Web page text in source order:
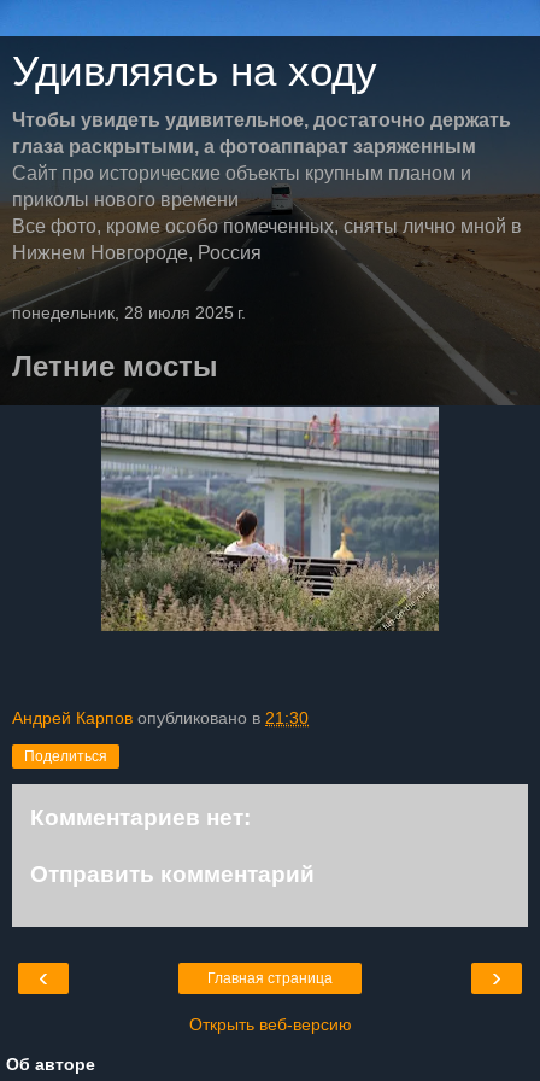
Удивляясь на ходу
Чтобы увидеть удивительное, достаточно держать
глаза раскрытыми, а фотоаппарат заряженным
Сайт про исторические объекты крупным планом и
приколы нового времени
Все фото, кроме особо помеченных, сняты лично мной в
Нижнем Новгороде, Россия
понедельник, 28 июля 2025 г.
Летние мосты
Андрей Карпов опубликовано в 21:30
Поделиться
Комментариев нет:
Отправить комментарий
‹ ›
Главная страница
Открыть веб-версию
Об авторе